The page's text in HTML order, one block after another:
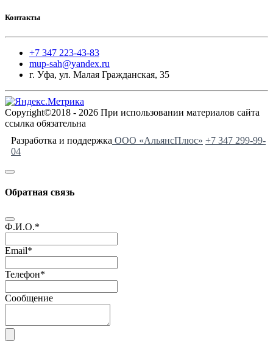
Контакты
+7 347 223-43-83
mup-sah@yandex.ru
г. Уфа, ул. Малая Гражданская, 35
Copyright©2018 - 2026 При использовании материалов сайта
ссылка обязательна
Разработка и поддержка ООО «АльянсПлюс» +7 347 299-99-
04
Обратная связь
Ф.И.О.*
Email*
Телефон*
Сообщение